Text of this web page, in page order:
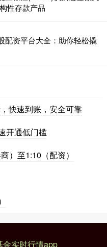
性存款产品
配资平台大全：助你轻松撬
快速到账，安全可靠
开通低门槛
）至1:10（配资）
金实时行情app